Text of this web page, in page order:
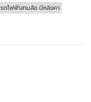
รถไฟฟ้าสามล้อ มีหลังคา